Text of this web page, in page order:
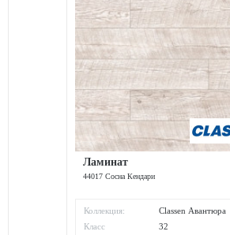
Ламинат
44017 Сосна Кендари
Коллекция:
Classen Авантюра
Класс
32